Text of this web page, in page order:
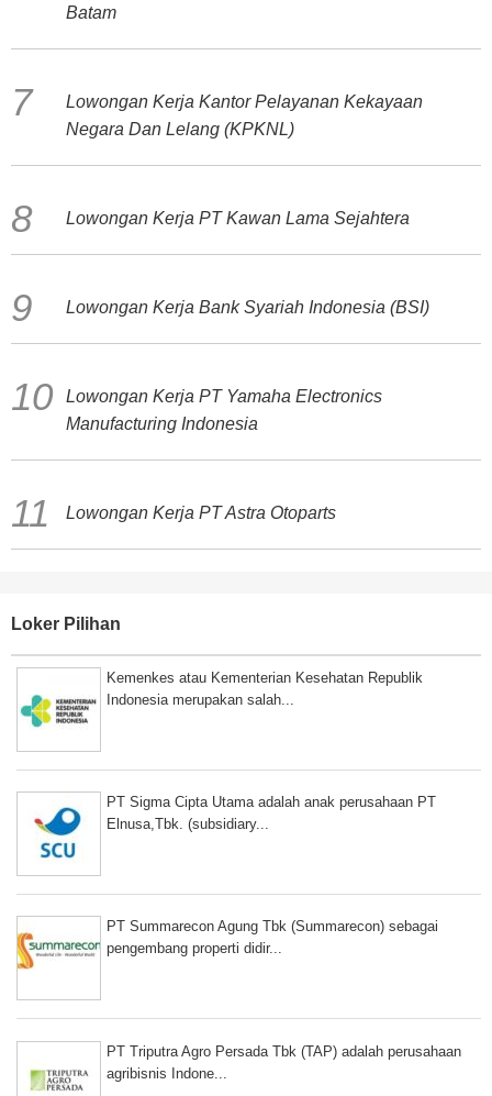
Batam
Lowongan Kerja Kantor Pelayanan Kekayaan
Negara Dan Lelang (KPKNL)
Lowongan Kerja PT Kawan Lama Sejahtera
Lowongan Kerja Bank Syariah Indonesia (BSI)
Lowongan Kerja PT Yamaha Electronics
Manufacturing Indonesia
Lowongan Kerja PT Astra Otoparts
Loker Pilihan
Kemenkes atau Kementerian Kesehatan Republik
Indonesia merupakan salah...
PT Sigma Cipta Utama adalah anak perusahaan PT
Elnusa,Tbk. (subsidiary...
PT Summarecon Agung Tbk (Summarecon) sebagai
pengembang properti didir...
PT Triputra Agro Persada Tbk (TAP) adalah perusahaan
agribisnis Indone...